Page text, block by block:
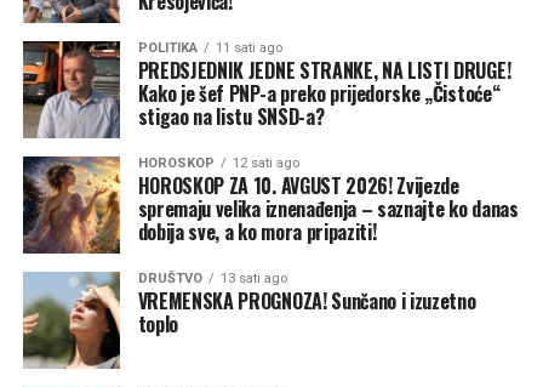
POLITIKA 11 sati ago
PREDSJEDNIK JEDNE STRANKE, NA LISTI DRUGE!
Kako je šef PNP-a preko prijedorske „Čistoće“
stigao na listu SNSD-a?
HOROSKOP 12 sati ago
HOROSKOP ZA 10. AVGUST 2026! Zvijezde
spremaju velika iznenađenja – saznajte ko danas
dobija sve, a ko mora pripaziti!
DRUŠTVO 13 sati ago
VREMENSKA PROGNOZA! Sunčano i izuzetno
toplo